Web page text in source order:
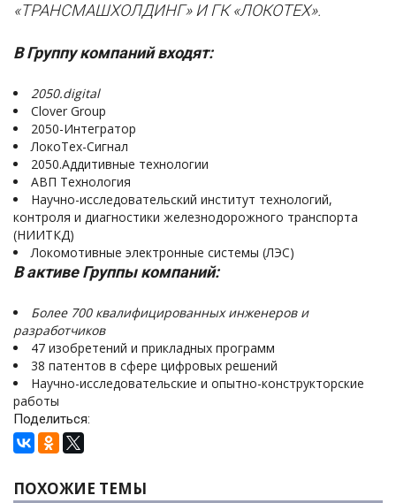
«ТРАНСМАШХОЛДИНГ» И ГК «ЛОКОТЕХ».
В Группу компаний входят:
2050.digital
Clover Group
2050-Интегратор
ЛокоТех-Сигнал
2050.Аддитивные технологии
АВП Технология
Научно-исследовательский институт технологий,
контроля и диагностики железнодорожного транспорта
(НИИТКД)
Локомотивные электронные системы (ЛЭС)
В активе Группы компаний:
Более 700 квалифицированных инженеров и
разработчиков
47 изобретений и прикладных программ
38 патентов в сфере цифровых решений
Научно-исследовательские и опытно-конструкторские
работы
Поделиться:
ПОХОЖИЕ ТЕМЫ